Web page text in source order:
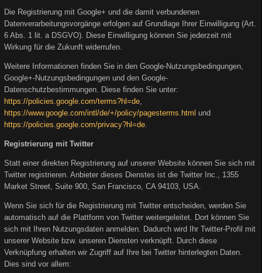
Die Registrierung mit Google+ und die damit verbundenen
Datenverarbeitungsvorgänge erfolgen auf Grundlage Ihrer Einwilligung (Art.
6 Abs. 1 lit. a DSGVO). Diese Einwilligung können Sie jederzeit mit
Wirkung für die Zukunft widerrufen.
Weitere Informationen finden Sie in den Google-Nutzungsbedingungen,
Google+-Nutzungsbedingungen und den Google-
Datenschutzbestimmungen. Diese finden Sie unter:
https://policies.google.com/terms?hl=de,
https://www.google.com/intl/de/+/policy/pagesterms.html und
https://policies.google.com/privacy?hl=de.
Registrierung mit Twitter
Statt einer direkten Registrierung auf unserer Website können Sie sich mit
Twitter registrieren. Anbieter dieses Dienstes ist die Twitter Inc., 1355
Market Street, Suite 900, San Francisco, CA 94103, USA.
Wenn Sie sich für die Registrierung mit Twitter entscheiden, werden Sie
automatisch auf die Plattform von Twitter weitergeleitet. Dort können Sie
sich mit Ihren Nutzungsdaten anmelden. Dadurch wird Ihr Twitter-Profil mit
unserer Website bzw. unseren Diensten verknüpft. Durch diese
Verknüpfung erhalten wir Zugriff auf Ihre bei Twitter hinterlegten Daten.
Dies sind vor allem: